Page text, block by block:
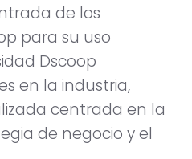
de los
para su uso
Dscoop
en la industria,
centrada en la
de negocio y el